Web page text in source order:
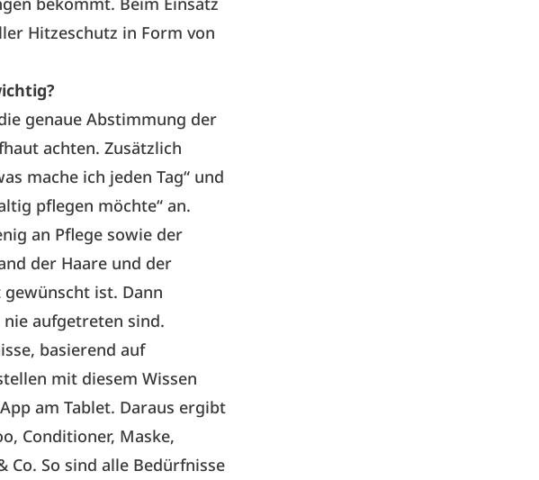
Hitzeschutz in Form von
genaue Abstimmung der
achten. Zusätzlich
mache ich jeden Tag“ und
pflegen möchte“ an.
an Pflege sowie der
der Haare und der
ist. Dann
aufgetreten sind.
basierend auf
mit diesem Wissen
am Tablet. Daraus ergibt
Conditioner, Maske,
So sind alle Bedürfnisse